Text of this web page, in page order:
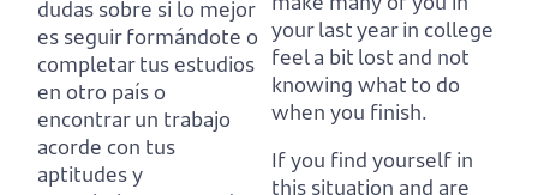
dudas sobre si lo mejor
es seguir formándote o
completar tus estudios
en otro país o
encontrar un trabajo
acorde con tus
aptitudes y
your last year in college
feel a bit lost and not
knowing what to do
when you finish.
If you find yourself in
this situation and are